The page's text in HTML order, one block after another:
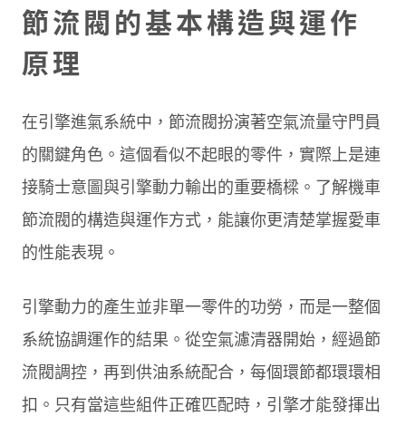
節流閥的基本構造與運作
原理
在引擎進氣系統中，節流閥扮演著空氣流量守門員
的關鍵角色。這個看似不起眼的零件，實際上是連
接騎士意圖與引擎動力輸出的重要橋樑。了解機車
節流閥的構造與運作方式，能讓你更清楚掌握愛車
的性能表現。
引擎動力的產生並非單一零件的功勞，而是一整個
系統協調運作的結果。從空氣濾清器開始，經過節
流閥調控，再到供油系統配合，每個環節都環環相
扣。只有當這些組件正確匹配時，引擎才能發揮出